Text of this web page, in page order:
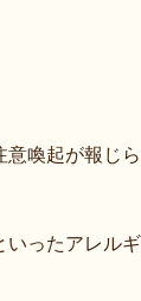
喚起が報じら
ったアレル